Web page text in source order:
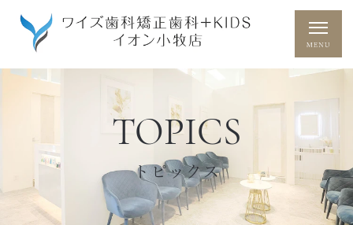
TOPICS
トピックス